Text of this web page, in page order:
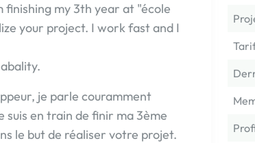
my 3th year at "école
your project. I work fast and I
je parle couramment
suis en train de finir ma 3ème
le but de réaliser votre projet.